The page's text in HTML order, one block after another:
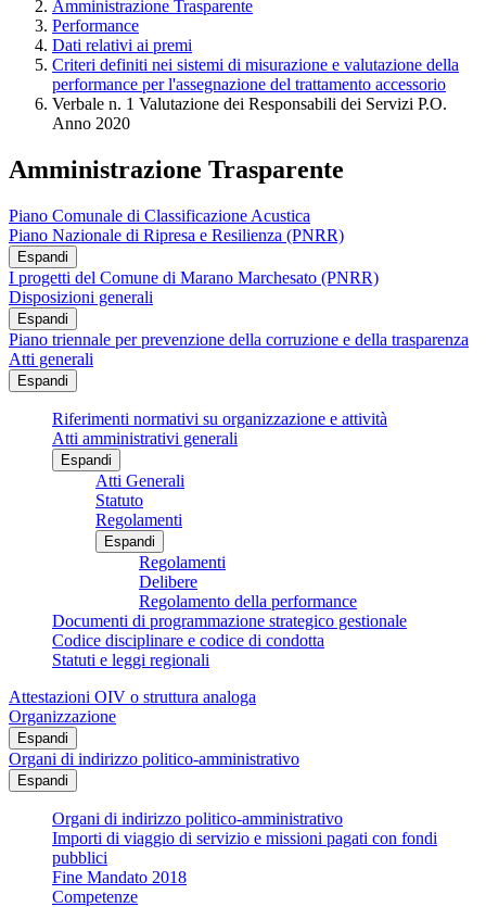
Amministrazione Trasparente
Performance
Dati relativi ai premi
Criteri definiti nei sistemi di misurazione e valutazione della
performance per l'assegnazione del trattamento accessorio
Verbale n. 1 Valutazione dei Responsabili dei Servizi P.O.
Anno 2020
Amministrazione Trasparente
Piano Comunale di Classificazione Acustica
Piano Nazionale di Ripresa e Resilienza (PNRR)
Espandi
I progetti del Comune di Marano Marchesato (PNRR)
Disposizioni generali
Espandi
Piano triennale per prevenzione della corruzione e della trasparenza
Atti generali
Espandi
Riferimenti normativi su organizzazione e attività
Atti amministrativi generali
Espandi
Atti Generali
Statuto
Regolamenti
Espandi
Regolamenti
Delibere
Regolamento della performance
Documenti di programmazione strategico gestionale
Codice disciplinare e codice di condotta
Statuti e leggi regionali
Attestazioni OIV o struttura analoga
Organizzazione
Espandi
Organi di indirizzo politico-amministrativo
Espandi
Organi di indirizzo politico-amministrativo
Importi di viaggio di servizio e missioni pagati con fondi
pubblici
Fine Mandato 2018
Competenze